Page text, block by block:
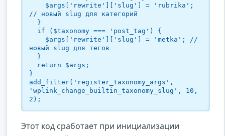
// новый slug для категорий
новый slug для тегов
}
add_filter('register_taxonomy_args',
'wplink_change_builtin_taxonomy_slug', 10,
2);
Этот код сработает при инициализации